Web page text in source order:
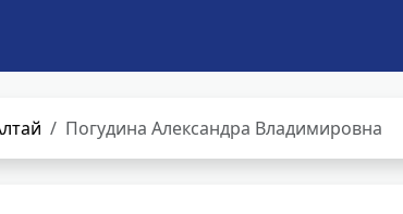
Погудина Александра Владимировна